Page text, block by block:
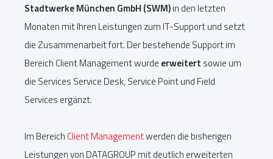
Stadtwerke München GmbH (SWM)in den letzten
Monaten mit Ihren Leistungen zum IT-Support und setzt
die Zusammenarbeit fort. Der bestehende Support im
Bereich Client Management wurde erweitert sowie um
die Services Service Desk, Service Point und Field
Services ergänzt.
Im Bereich Client Managementwerden die bisherigen
Leistungen von DATAGROUP mit deutlich erweiterten